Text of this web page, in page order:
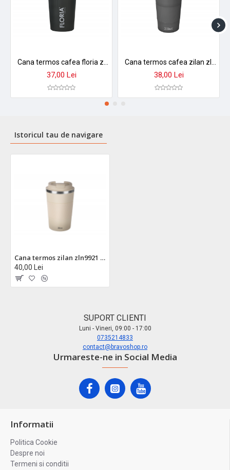
37,00 Lei 38,00 Lei
Istoricul tau de navigare
Cana termos zilan zln9921 - 510ml, inox, perete dublu, mentine temperatura 12h, crem
40,00 Lei
SUPORT CLIENTI
Luni - Vineri, 09:00 - 17:00
0735214833
contact@bravoshop.ro
Urmareste-ne in Social Media
Informatii
Politica Cookie
Despre noi
Termeni si conditii